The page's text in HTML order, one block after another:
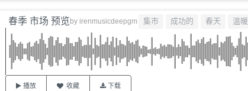
春季 市场 预览by irenmusicdeepgm 集市 成功的 春天 温暖
播放 收藏 下载